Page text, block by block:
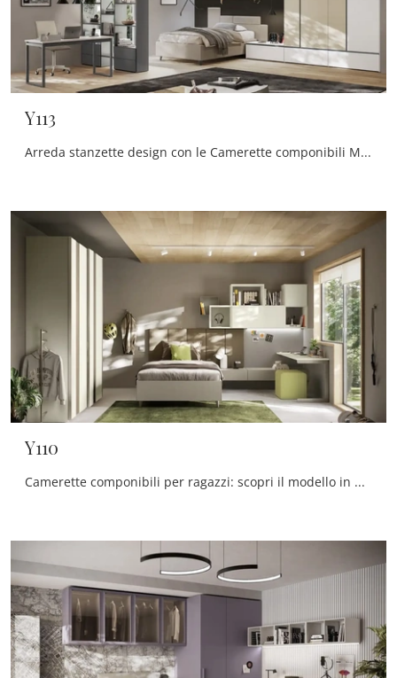
Y113
Arreda stanzette design con le Camerette componibili Moretti Compact Camerette! Il modello Y113 in laccato opaco è per ragazzi.
Y110
Camerette componibili per ragazzi: scopri il modello in melaminico Y110 di Moretti Compact Camerette per stanzette moderne.